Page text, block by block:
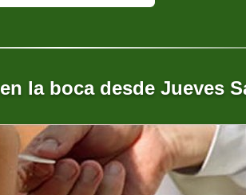
la boca desde Jueves